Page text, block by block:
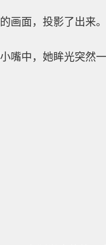
画面，投影了出来。
嘴中，她眸光突然